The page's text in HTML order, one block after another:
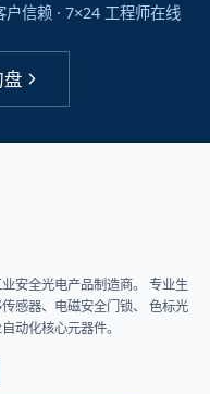
信赖 · 7×24 工程师在线
安全光电产品制造商。 专业生
感器、电磁安全门锁、 色标光
动化核心元器件。